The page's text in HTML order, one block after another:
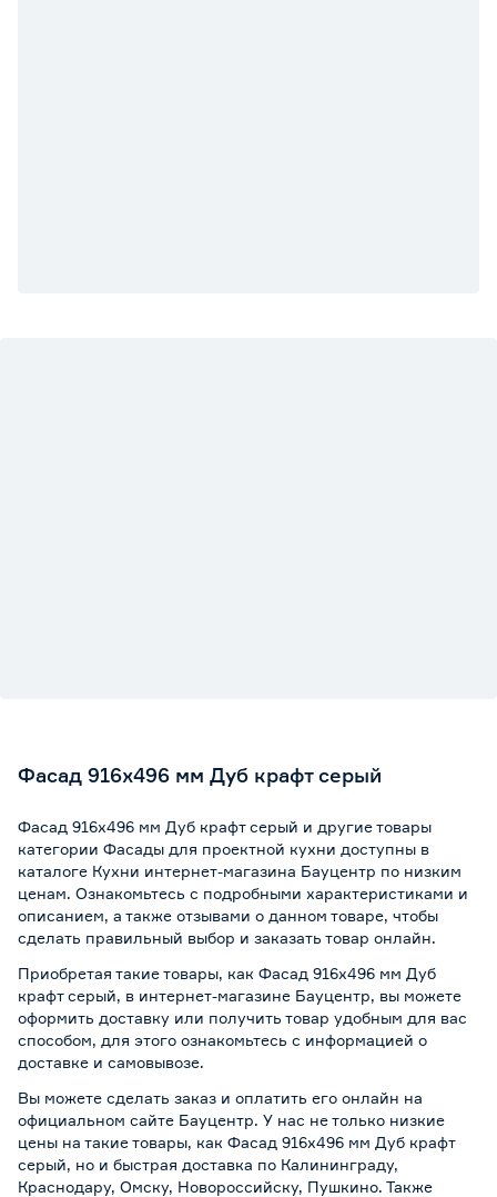
Фасад 916х496 мм Дуб крафт серый
Фасад 916х496 мм Дуб крафт серый и другие товары
категории Фасады для проектной кухни доступны в
каталоге Кухни интернет-магазина Бауцентр по низким
ценам. Ознакомьтесь с подробными характеристиками и
описанием, а также отзывами о данном товаре, чтобы
сделать правильный выбор и заказать товар онлайн.
Приобретая такие товары, как Фасад 916х496 мм Дуб
крафт серый, в интернет-магазине Бауцентр, вы можете
оформить доставку или получить товар удобным для вас
способом, для этого ознакомьтесь с информацией о
доставке и самовывозе.
Вы можете сделать заказ и оплатить его онлайн на
официальном сайте Бауцентр. У нас не только низкие
цены на такие товары, как Фасад 916х496 мм Дуб крафт
серый, но и быстрая доставка по Калининграду,
Краснодару, Омску, Новороссийску, Пушкино. Также